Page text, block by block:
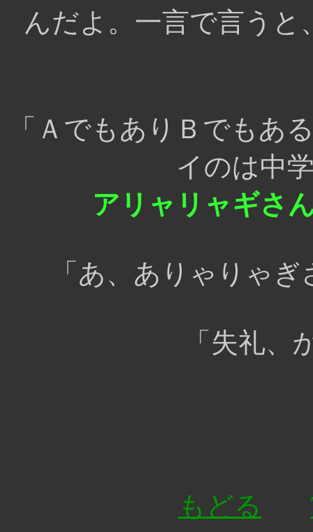
んだよ。一言で言うと
「ＡでもありＢでもあ
イのは中
アリャリャギさ
「あ、ありゃりゃ
「失礼、
もどる